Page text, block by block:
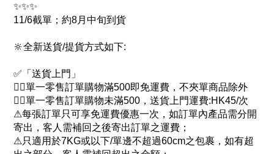
✨✨✨
11/6截單；約8月中旬到貨
🔆全新送貨/提貨方式如下:
✅「送貨上門」
👉🏻單一零售訂單購物滿500即免運費，不夾單商品除外
👉🏻單一零售訂單購物未滿500，送貨上門運費:HK45/次
⚠每張訂單只可享免運費優惠一次，如訂單內產品需分開
寄出，客人需補回之後寄出訂單之運費；
⚠只適用於7KG或以下/單邊不超過60cm之包裹，如有超